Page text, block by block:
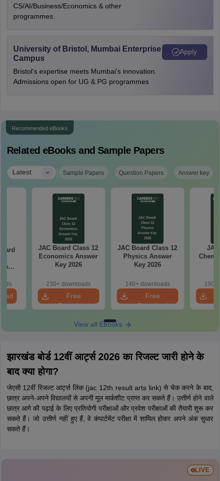
CS/AI/Business/Economics & other
programmes.
University of Bristol, Mumbai Enterprise
Campus
Bristol's expertise meets Mumbai's innovation.
Admissions open for UG & PG programmes
Apply
Recommended eBooks
Related eBooks and Sample Papers
Latest | Sample Papers Question Papers Answer key
JAC Board Class 12
Economics Answer
Key 2026
230+ downloads
Free
Download
JAC Board Class 12
Physics Answer
Key 2026
140+ downloads
Free
Download
190+
View all Ebooks
झारखंड बोर्ड 12वीं आर्ट्स 2026 का रिजल्ट जारी होने के
बाद क्या होगा?
जेएसी 12वीं रिजल्ट आर्ट्स लिंक (jac 12th result arts link) से चेक करने के बाद,
छात्र अपने-अपने विद्यालयों से अपनी मूल मार्कशीट प्राप्त कर सकते हैं। उत्तीर्ण होने वाले
छात्र आगे की पढ़ाई के लिए प्रतियोगी परीक्षाओं और प्रवेश परीक्षाओं की तैयारी शुरू कर
सकते हैं। जो उत्तीर्ण नहीं हुए हैं, वे कंपार्टमेंट परीक्षा में शामिल होकर अपने अंक सुधार
सकते हैं।
LIVE